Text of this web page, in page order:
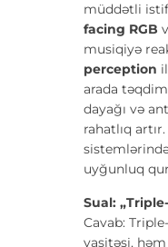
müddətli
facing RGB
musiqiyə
perception
arada
dayağı və
rahatlıq
uyğunluq
Sual:
Cavab:
vasitəsi,